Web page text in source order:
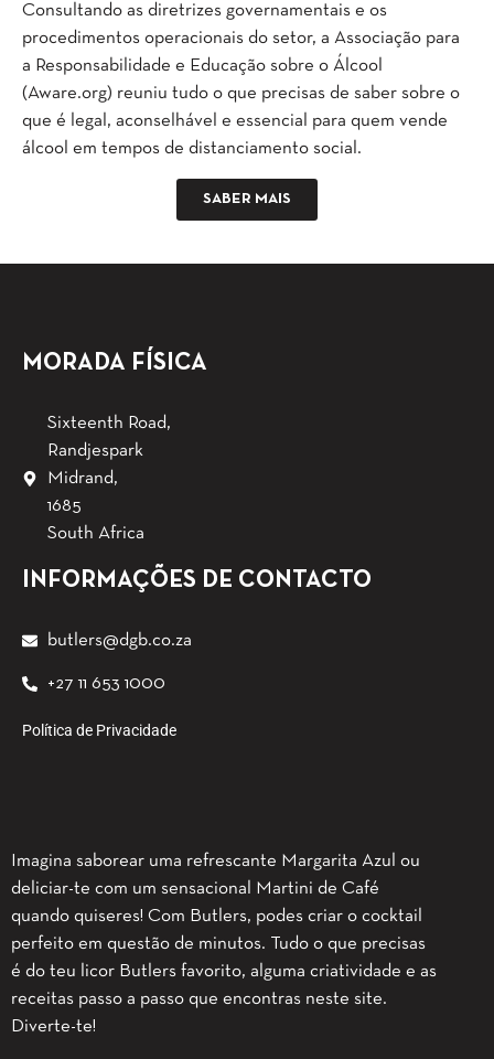
Consultando as diretrizes governamentais e os
procedimentos operacionais do setor, a Associação para
a Responsabilidade e Educação sobre o Álcool
(Aware.org) reuniu tudo o que precisas de saber sobre o
que é legal, aconselhável e essencial para quem vende
álcool em tempos de distanciamento social.
SABER MAIS
Imagina saborear uma refrescante Margarita Azul ou
deliciar-te com um sensacional Martini de Café
quando quiseres! Com Butlers, podes criar o cocktail
perfeito em questão de minutos. Tudo o que precisas
é do teu licor Butlers favorito, alguma criatividade e as
receitas passo a passo que encontras neste site.
Diverte-te!
MORADA FÍSICA
Sixteenth Road,
Randjespark
Midrand,
1685
South Africa
INFORMAÇÕES DE CONTACTO
butlers@dgb.co.za
+27 11 653 1000
Política de Privacidade